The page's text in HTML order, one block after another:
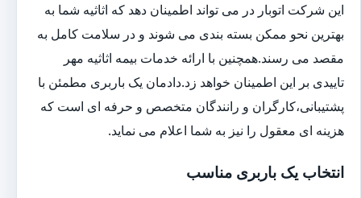
این شرکت اتوبار در می تواند اطمینان دهد که اثاثیه شما به
بهترین نحو ممکن بسته بندی می شوند و در سلامت کامل به
مقصد می رسند.همچنین با ارائه خدمات بیمه اثاثیه مهر
تاییدی بر این اطمینان خواهد زد.دادمان یک باربری مطمئن با
پشتیبانی،کارگران و رانندگان متخصص و حرفه ای است که
هزینه ای معقول را نیز به شما اعلام می نماید.
انتخاب یک باربری مناسب